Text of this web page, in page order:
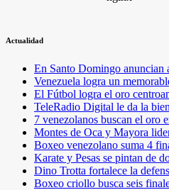
Actualidad
En Santo Domingo anuncian
Venezuela logra un
El Fútbol logra el oro
TeleRadio Digital le da la
7 venezolanos buscan el oro
Montes de Oca y Mayora
Boxeo venezolano suma 4
Karate y Pesas se pintan de
Dino Trotta fortalece la
Boxeo criollo busca seis